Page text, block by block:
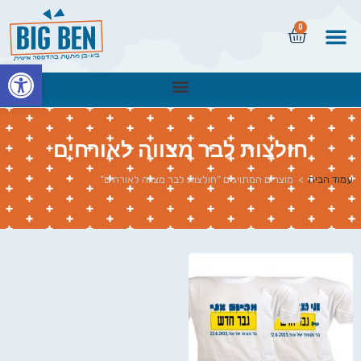
0
חולצות לבר מצווה לאורחים
עמוד הבית > מוצרים המתויגים “חולצות לבר מצווה לאורחים”